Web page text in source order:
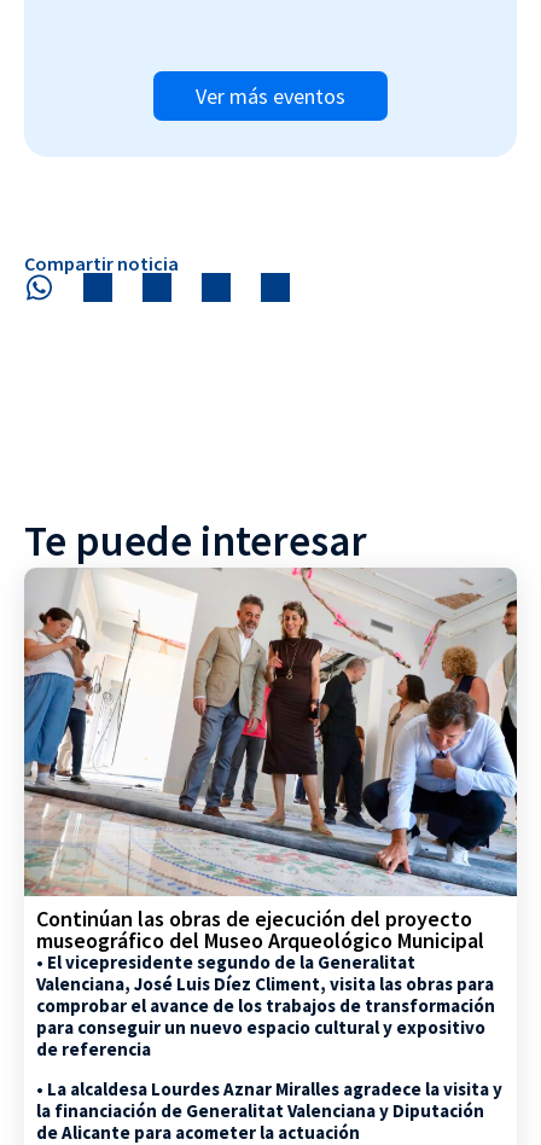
Ver más eventos
Compartir noticia
Te puede interesar
Continúan las obras de ejecución del proyecto
museográfico del Museo Arqueológico Municipal
• El vicepresidente segundo de la Generalitat
Valenciana, José Luis Díez Climent, visita las obras para
comprobar el avance de los trabajos de transformación
para conseguir un nuevo espacio cultural y expositivo
de referencia
• La alcaldesa Lourdes Aznar Miralles agradece la visita y
la financiación de Generalitat Valenciana y Diputación
de Alicante para acometer la actuación